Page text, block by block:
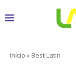
Início » Best Latin